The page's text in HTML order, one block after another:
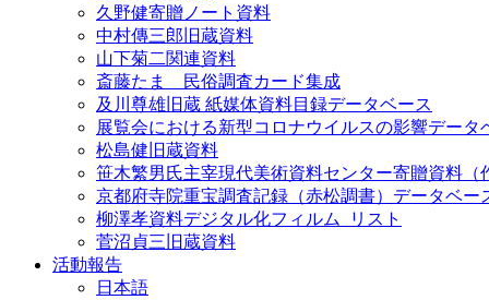
久野健寄贈ノート資料
中村傳三郎旧蔵資料
山下菊二関連資料
斎藤たま 民俗調査カード集成
及川尊雄旧蔵 紙媒体資料目録データベース
展覧会における新型コロナウイルスの影響データ
松島健旧蔵資料
笹木繁男氏主宰現代美術資料センター寄贈資料（
京都府寺院重宝調査記録（赤松調書）データベー
柳澤孝資料デジタル化フィルム_リスト
菅沼貞三旧蔵資料
活動報告
日本語